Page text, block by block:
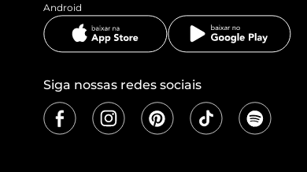
Android
Siga nossas redes sociais